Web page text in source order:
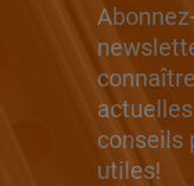
conseils
utiles!